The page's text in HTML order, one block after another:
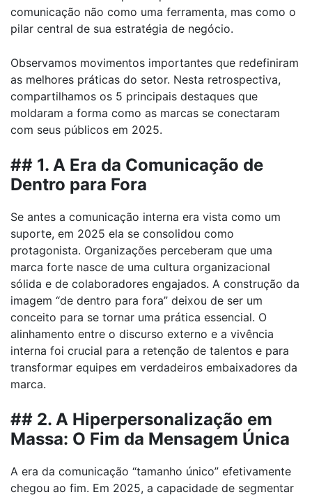
comunicação não como uma ferramenta, mas como o
pilar central de sua estratégia de negócio.
Observamos movimentos importantes que redefiniram
as melhores práticas do setor. Nesta retrospectiva,
compartilhamos os 5 principais destaques que
moldaram a forma como as marcas se conectaram
com seus públicos em 2025.
## 1. A Era da Comunicação de
Dentro para Fora
Se antes a comunicação interna era vista como um
suporte, em 2025 ela se consolidou como
protagonista. Organizações perceberam que uma
marca forte nasce de uma cultura organizacional
sólida e de colaboradores engajados. A construção da
imagem “de dentro para fora” deixou de ser um
conceito para se tornar uma prática essencial. O
alinhamento entre o discurso externo e a vivência
interna foi crucial para a retenção de talentos e para
transformar equipes em verdadeiros embaixadores da
marca.
## 2. A Hiperpersonalização em
Massa: O Fim da Mensagem Única
A era da comunicação “tamanho único” efetivamente
chegou ao fim. Em 2025, a capacidade de segmentar